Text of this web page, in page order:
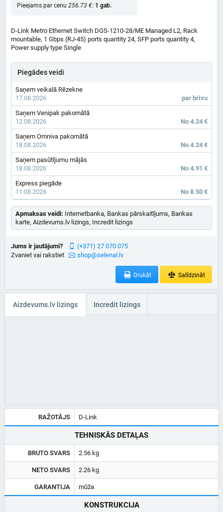
Pieejams par cenu 256.73 €: 1 gab.
D-Link Metro Ethernet Switch DGS-1210-28/ME Managed L2, Rack
mountable, 1 Gbps (RJ-45) ports quantity 24, SFP ports quantity 4,
Power supply type Single
Piegādes veidi
Saņem veikalā Rēzekne
17.08.2026
par brīvu
Saņem Venipak pakomātā
12.08.2026
No 4.24 €
Saņem Omniva pakomātā
18.08.2026
No 4.24 €
Saņem pasūtījumu mājās
18.08.2026
No 4.91 €
Express piegāde
11.08.2026
No 8.50 €
Apmaksas veidi: Internetbanka, Bankas pārskaitījums, Bankas
karte, Aizdevums.lv lizings, Incredit lizings
Jums ir jautājumi?
Zvaniet vai rakstiet
(+371) 27 070 075
shop@selenal.lv
Drukāt Salīdzināt
Aizdevums.lv lizings Incredit lizings
RAŽOTĀJS D-Link
TEHNISKĀS DETAĻAS
BRUTO SVARS 2.56 kg
NETO SVARS 2.26 kg
GARANTIJA mūža
KONSTRUKCIJA